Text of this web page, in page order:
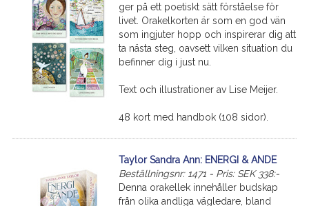
ger på ett poetiskt sätt förståelse för
livet. Orakelkorten är som en god vän
som ingjuter hopp och inspirerar dig att
ta nästa steg, oavsett vilken situation du
befinner dig i just nu.
Text och illustrationer av Lise Meijer.
48 kort med handbok (108 sidor).
Taylor Sandra Ann: ENERGI & ANDE
Beställningsnr: 1471 - Pris: SEK 338:-
Denna orakellek innehåller budskap
från olika andliga vägledare, bland